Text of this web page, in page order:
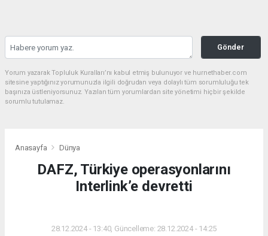
Gönder
Yorum yazarak Topluluk Kuralları’nı kabul etmiş bulunuyor ve hurnethaber.com
sitesine yaptığınız yorumunuzla ilgili doğrudan veya dolaylı tüm sorumluluğu tek
başınıza üstleniyorsunuz. Yazılan tüm yorumlardan site yönetimi hiçbir şekilde
sorumlu tutulamaz.
Anasayfa Dünya
DAFZ, Türkiye operasyonlarını
Interlink’e devretti
28.12.2024 - 13:40, Güncelleme: 28.12.2024 - 14:25